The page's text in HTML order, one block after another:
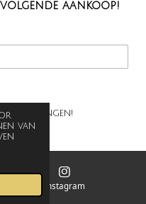
van
aankoop!
ontvangen!
OP
Instagram